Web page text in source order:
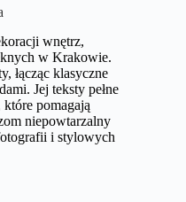
wnętrz,
w Krakowie.
łącząc klasyczne
Jej teksty pełne
pomagają
niepowtarzalny
i stylowych